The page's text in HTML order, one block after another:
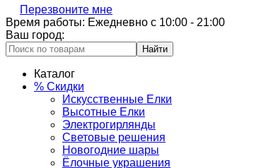
Перезвоните мне
Время работы: Ежедневно с 10:00 - 21:00
Ваш город:
Найти
Каталог
% Скидки
Искусственные Елки
Высотные Елки
Электрогирлянды
Световые решения
Новогодние шары
Ёлочные украшения